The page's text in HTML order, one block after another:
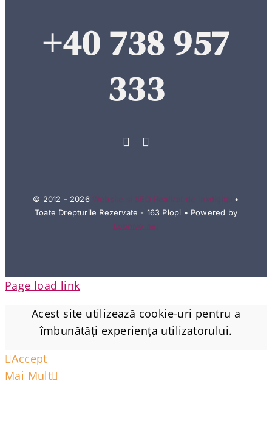
+40 738 957
333
© 2012 - 2026Website si SEO Realizat de Inkdigital •
Toate Drepturile Rezervate - 163 Plopi • Powered by
Loomvo.net
Page load link
Acest site utilizează cookie-uri pentru a
îmbunătăți experiența utilizatorului.
Accept
Mai Mult